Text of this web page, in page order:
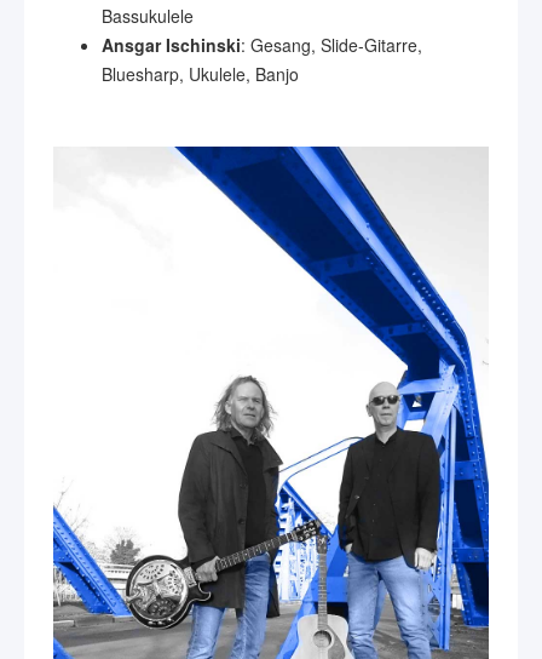
Bassukulele
Ansgar Ischinski: Gesang, Slide-Gitarre,
Bluesharp, Ukulele, Banjo